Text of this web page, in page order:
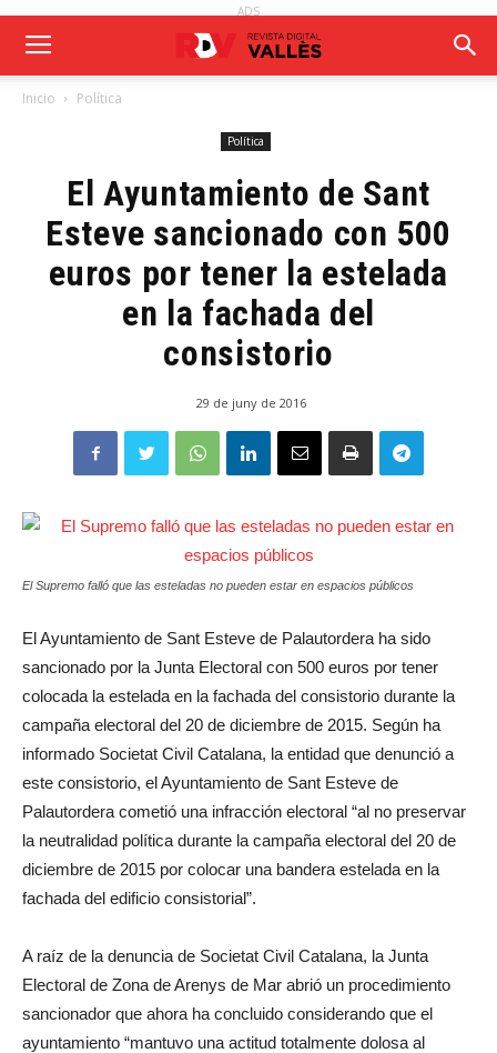
ADS
Inicio Política
Política
El Ayuntamiento de Sant
Esteve sancionado con 500
euros por tener la estelada
en la fachada del
consistorio
29 de juny de 2016
El Supremo falló que las esteladas no pueden estar en espacios públicos
El Ayuntamiento de Sant Esteve de Palautordera ha sido
sancionado por la Junta Electoral con 500 euros por tener
colocada la estelada en la fachada del consistorio durante la
campaña electoral del 20 de diciembre de 2015. Según ha
informado Societat Civil Catalana, la entidad que denunció a
este consistorio, el Ayuntamiento de Sant Esteve de
Palautordera cometió una infracción electoral “al no preservar
la neutralidad política durante la campaña electoral del 20 de
diciembre de 2015 por colocar una bandera estelada en la
fachada del edificio consistorial”.
A raíz de la denuncia de Societat Civil Catalana, la Junta
Electoral de Zona de Arenys de Mar abrió un procedimiento
sancionador que ahora ha concluido considerando que el
ayuntamiento “mantuvo una actitud totalmente dolosa al